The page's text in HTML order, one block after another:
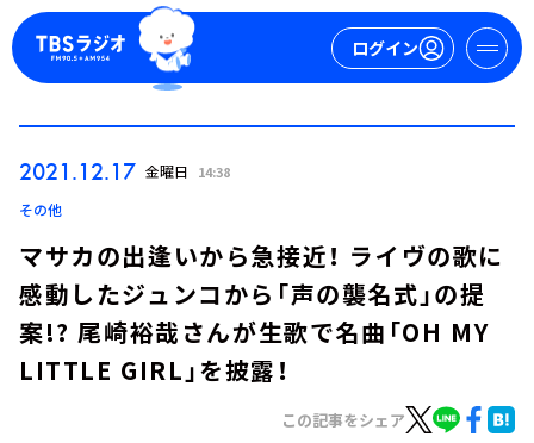
ログイン
2021.12.17 金曜日 14:38
その他
マサカの出逢いから急接近！ ライヴの歌に
感動したジュンコから「声の襲名式」の提
案!? 尾崎裕哉さんが生歌で名曲「OH MY
LITTLE GIRL」を披露！
この記事をシェア